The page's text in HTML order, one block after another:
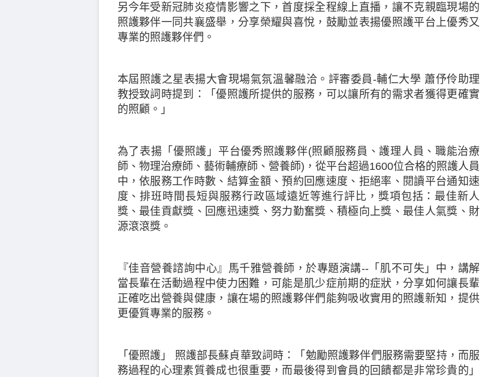
另今年受新冠肺炎疫情影響之下，首度採全程線上直播，讓不克親臨現場的
照護夥伴一同共襄盛舉，分享榮耀與喜悅，鼓勵並表揚優照護平台上優秀又
專業的照護夥伴們。
本屆照護之星表揚大會現場氣氛溫馨融洽。評審委員-輔仁大學 蕭伃伶助理
教授致詞時提到：「優照護所提供的服務，可以讓所有的需求者獲得更確實
的照顧。」
為了表揚「優照護」平台優秀照護夥伴(照顧服務員、護理人員、職能治療
師、物理治療師、藝術輔療師、營養師)，從平台超過1600位合格的照護人員
中，依服務工作時數、結算金額、預約回應速度、拒絕率、閱讀平台通知速
度、排班時間長短與服務行政區域遠近等進行評比，獎項包括：最佳新人
獎、最佳貢獻獎、回應迅速獎、努力勤奮獎、積極向上獎、最佳人氣獎、財
源滾滾獎。
『佳音營養諮詢中心』馬千雅營養師，於專題演講--「肌不可失」中，講解
當長輩在活動過程中使力困難，可能是肌少症前期的症狀，分享如何讓長輩
正確吃出營養與健康，讓在場的照護夥伴們能夠吸收實用的照護新知，提供
更優質專業的服務。
「優照護」 照護部長蘇貞華致詞時：「勉勵照護夥伴們服務需要堅持，而服
務過程的心理素質養成也很重要，而最後得到會員的回饋都是非常珍貴的」